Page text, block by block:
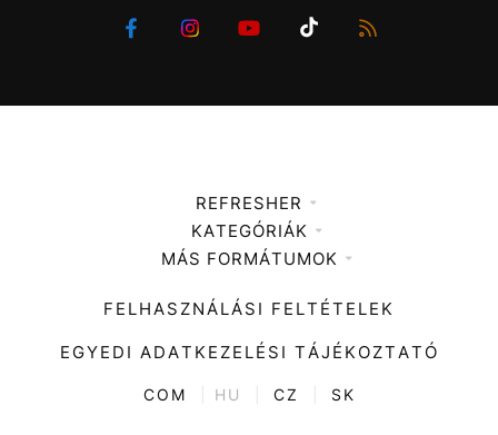
REFRESHER
Médiaajánlat
KATEGÓRIÁK
Zene
Divat
Kultúra
ENTR
MÁS FORMÁTUMOK
FELHASZNÁLÁSI FELTÉTELEK
EGYEDI ADATKEZELÉSI TÁJÉKOZTATÓ
COM HU CZ SK